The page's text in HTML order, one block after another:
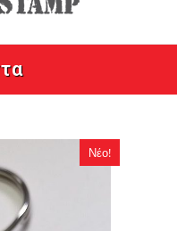
Νέο!